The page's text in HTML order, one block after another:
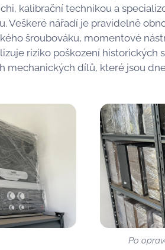
kalibrační technikou a
Veškeré nářadí je pravidelně
šroubováku, momentové
riziko poškození historických
mechanických dílů, které jsou
Po